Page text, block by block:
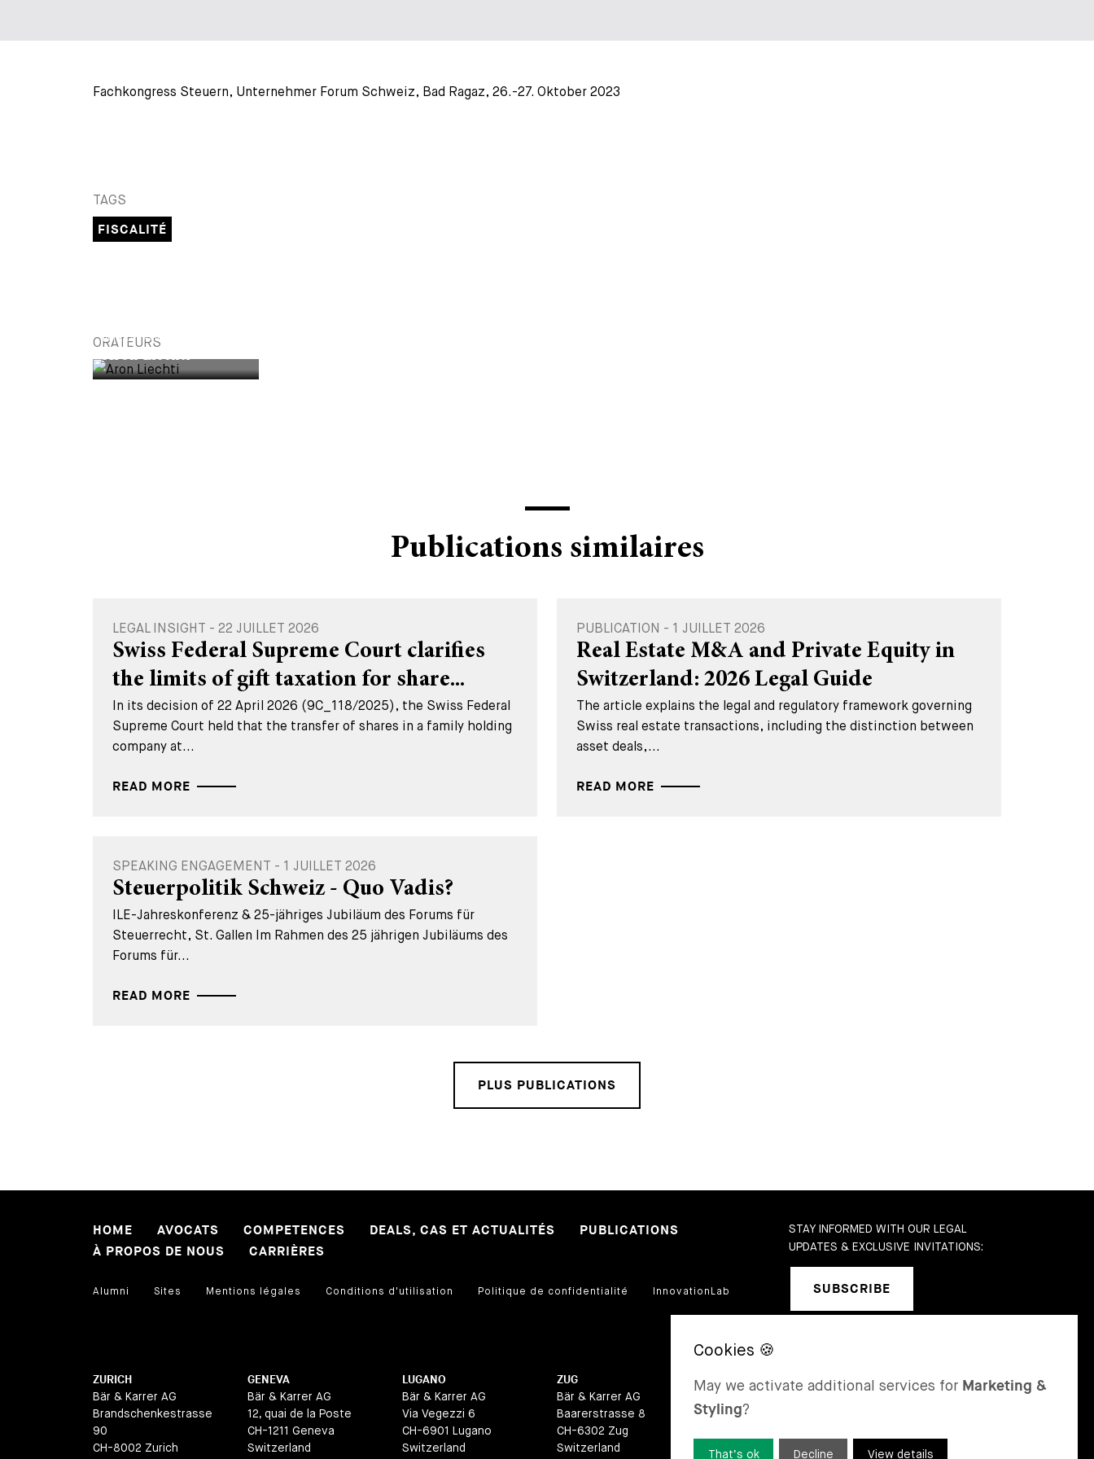
Fachkongress Steuern, Unternehmer Forum Schweiz, Bad Ragaz, 26.-27. Oktober 2023
TAGS
FISCALITÉ
ORATEURS
INTERVENANT EXTERNE
Aron Liechti
Publications similaires
LEGAL INSIGHT - 22 JUILLET 2026
Swiss Federal Supreme Court clarifies
the limits of gift taxation for share...
In its decision of 22 April 2026 (9C_118/2025), the Swiss Federal
Supreme Court held that the transfer of shares in a family holding
company at...
READ MORE
PUBLICATION - 1 JUILLET 2026
Real Estate M&A and Private Equity in
Switzerland: 2026 Legal Guide
The article explains the legal and regulatory framework governing
Swiss real estate transactions, including the distinction between
asset deals,...
READ MORE
SPEAKING ENGAGEMENT - 1 JUILLET 2026
Steuerpolitik Schweiz - Quo Vadis?
ILE-Jahreskonferenz & 25-jähriges Jubiläum des Forums für
Steuerrecht, St. Gallen Im Rahmen des 25 jährigen Jubiläums des
Forums für...
READ MORE
PLUS PUBLICATIONS
HOME AVOCATS COMPETENCES DEALS, CAS ET ACTUALITÉS
PUBLICATIONS
À PROPOS DE NOUS
CARRIÈRES
Alumni Sites Mentions légales Conditions d'utilisation Politique de confidentialité InnovationLab
STAY INFORMED WITH OUR LEGAL
UPDATES & EXCLUSIVE INVITATIONS:
SUBSCRIBE
ZURICH
Bär & Karrer AG
Brandschenkestrasse
90
CH-8002 Zurich
GENEVA
Bär & Karrer AG
12, quai de la Poste
CH-1211 Geneva
Switzerland
LUGANO
Bär & Karrer AG
Via Vegezzi 6
CH-6901 Lugano
Switzerland
ZUG
Bär & Karrer AG
Baarerstrasse 8
CH-6302 Zug
Switzerland
BASEL
Bär & Karrer AG
Lange Gasse 47
Switzerland
ST MORITZ
Switzerland
May we activate additional services for Marketing &
Styling?
View details
Decline
That’s ok